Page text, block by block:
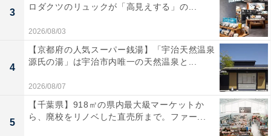
3
ロダクツのリュックが「高見えする」の...
2026/08/03
4
【京都府の人気スーパー銭湯】「宇治天然温泉
源氏の湯」は宇治市内唯一の天然温泉と...
2026/08/07
5
【千葉県】918㎡の県内最大級マーケットか
ら、廃校をリノベした直売所まで。ファー...